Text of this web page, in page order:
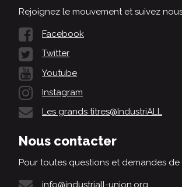
Rejoignez le mouvement et suivez
Facebook
Twitter
Youtube
Instagram
Les grands titres@IndustriALL
Nous contacter
Pour toutes questions et demandes de
info@industriall-union.org